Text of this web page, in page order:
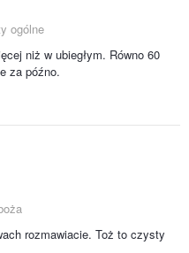
ogólne
niż w ubiegłym. Równo 60
za późno.
rozmawiacie. Toż to czysty